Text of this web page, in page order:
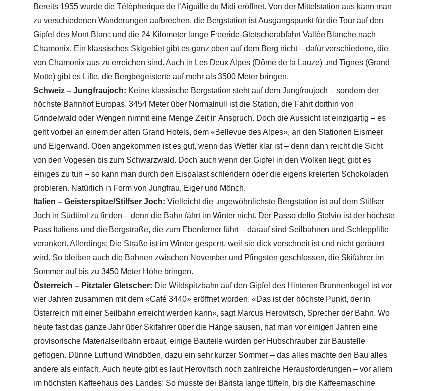
Bereits 1955 wurde die Télépherique de l’Aiguille du Midi eröffnet. Von der Mittelstation aus kann man
zu verschiedenen Wanderungen aufbrechen, die Bergstation ist Ausgangspunkt für die Tour auf den
Gipfel des Mont Blanc und die 24 Kilometer lange Freeride-Gletscherabfahrt Vallée Blanche nach
Chamonix. Ein klassisches Skigebiet gibt es ganz oben auf dem Berg nicht – dafür verschiedene, die
von Chamonix aus zu erreichen sind. Auch in Les Deux Alpes (Dôme de la Lauze) und Tignes (Grand
Motte) gibt es Lifte, die Bergbegeisterte auf mehr als 3500 Meter bringen.
Schweiz – Jungfraujoch: Keine klassische Bergstation steht auf dem Jungfraujoch – sondern der
höchste Bahnhof Europas. 3454 Meter über Normalnull ist die Station, die Fahrt dorthin von
Grindelwald oder Wengen nimmt eine Menge Zeit in Anspruch. Doch die Aussicht ist einzigartig – es
geht vorbei an einem der alten Grand Hotels, dem «Bellevue des Alpes», an den Stationen Eismeer
und Eigerwand. Oben angekommen ist es gut, wenn das Wetter klar ist – denn dann reicht die Sicht
von den Vogesen bis zum Schwarzwald. Doch auch wenn der Gipfel in den Wolken liegt, gibt es
einiges zu tun – so kann man durch den Eispalast schlendern oder die eigens kreierten Schokoladen
probieren. Natürlich in Form von Jungfrau, Eiger und Mönch.
Italien – Geisterspitze/Stilfser Joch: Vielleicht die ungewöhnlichste Bergstation ist auf dem Stilfser
Joch in Südtirol zu finden – denn die Bahn fährt im Winter nicht. Der Passo dello Stelvio ist der höchste
Pass Italiens und die Bergstraße, die zum Ebenferner führt – darauf sind Seilbahnen und Schlepplifte
verankert. Allerdings: Die Straße ist im Winter gesperrt, weil sie dick verschneit ist und nicht geräumt
wird. So bleiben auch die Bahnen zwischen November und Pfingsten geschlossen, die Skifahrer im
Sommer auf bis zu 3450 Meter Höhe bringen.
Österreich – Pitztaler Gletscher: Die Wildspitzbahn auf den Gipfel des Hinteren Brunnenkogel ist vor
vier Jahren zusammen mit dem «Café 3440» eröffnet worden. «Das ist der höchste Punkt, der in
Österreich mit einer Seilbahn erreicht werden kann», sagt Marcus Herovitsch, Sprecher der Bahn. Wo
heute fast das ganze Jahr über Skifahrer über die Hänge sausen, hat man vor einigen Jahren eine
provisorische Materialseilbahn erbaut, einige Bauteile wurden per Hubschrauber zur Baustelle
geflogen. Dünne Luft und Windböen, dazu ein sehr kurzer Sommer – das alles machte den Bau alles
andere als einfach. Auch heute gibt es laut Herovitsch noch zahlreiche Herausforderungen – vor allem
im höchsten Kaffeehaus des Landes: So musste der Barista lange tüfteln, bis die Kaffeemaschine